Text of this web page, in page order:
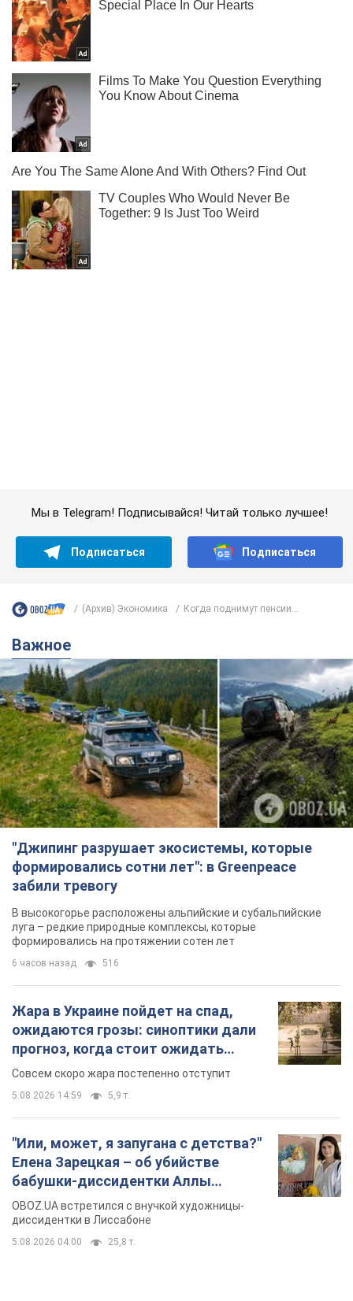
формировались сотни лет": в Greenpeace
забили тревогу
В высокогорье расположены альпийские и субальпийские
луга – редкие природные комплексы, которые
формировались на протяжении сотен лет
6 часов назад 516
Жара в Украине пойдет на спад,
ожидаются грозы: синоптики дали
прогноз, когда стоит ожидать
изменения погоды
Совсем скоро жара постепенно отступит
5.08.2026 14:59 5,9 т.
"Или, может, я запугана с детства?"
Елена Зарецкая – об убийстве
бабушки-диссидентки Аллы
детьми
OBOZ.UA встретился с внучкой художницы-
5.08.2026 04:00